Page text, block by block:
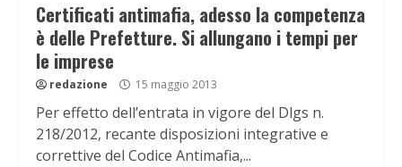
Certificati antimafia, adesso la competenza
è delle Prefetture. Si allungano i tempi per
le imprese
redazione 15 maggio 2013
Per effetto dell’entrata in vigore del Dlgs n.
218/2012, recante disposizioni integrative e
correttive del Codice Antimafia,...